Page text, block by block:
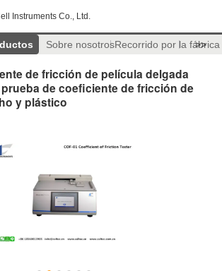
Instruments Co., Ltd.
Sobre nosotrosRecorrido por la fábrica
>>
de fricción de película delgada
de coeficiente de fricción de
y plástico